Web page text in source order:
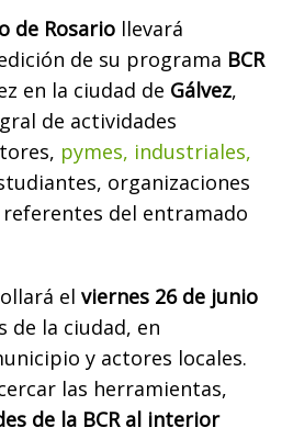
de Rosario llevará
de su programa BCR
en la ciudad de Gálvez,
de actividades
pymes, industriales,
organizaciones
del entramado
el viernes 26 de junio
de la ciudad, en
y actores locales.
las herramientas,
de la BCR al interior